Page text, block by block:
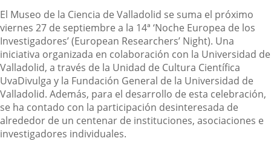
Descripción
El Museo de la Ciencia de Valladolid se suma el próximo
viernes 27 de septiembre a la 14ª ‘Noche Europea de los
Investigadores’ (European Researchers’ Night). Una
iniciativa organizada en colaboración con la Universidad de
Valladolid, a través de la Unidad de Cultura Científica
UvaDivulga y la Fundación General de la Universidad de
Valladolid. Además, para el desarrollo de esta celebración,
se ha contado con la participación desinteresada de
alrededor de un centenar de instituciones, asociaciones e
investigadores individuales.